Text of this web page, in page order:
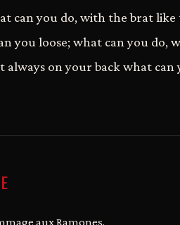
can you do, with the brat like
you loose; what can you do,
on your back what can
aux Ramones.